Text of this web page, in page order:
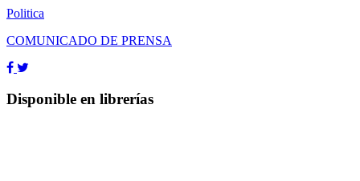
Politica
COMUNICADO DE PRENSA
Disponible en librerías